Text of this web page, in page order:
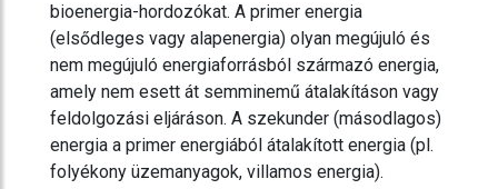
bioenergia-hordozókat. A primer energia
(elsődleges vagy alapenergia) olyan megújuló és
nem megújuló energiaforrásból származó energia,
amely nem esett át semminemű átalakításon vagy
feldolgozási eljáráson. A szekunder (másodlagos)
energia a primer energiából átalakított energia (pl.
folyékony üzemanyagok, villamos energia).